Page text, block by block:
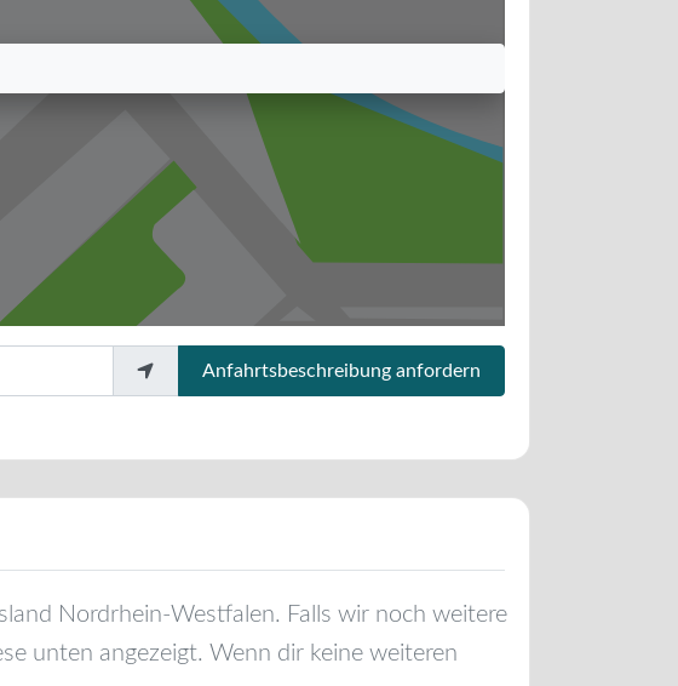
Anfahrtsbeschreibung anfordern
Nordrhein-Westfalen. Falls wir noch weitere
unten angezeigt. Wenn dir keine weiteren